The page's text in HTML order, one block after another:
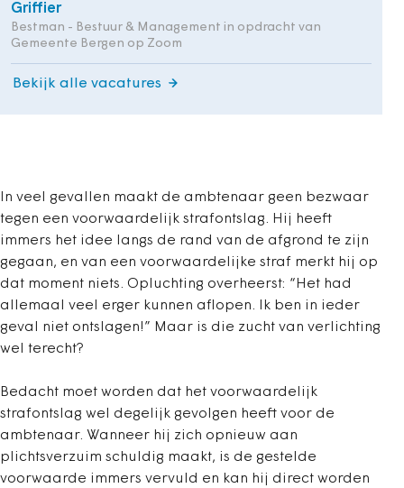
Griffier
Bestman - Bestuur & Management in opdracht van
Gemeente Bergen op Zoom
Bekijk alle vacatures
In veel gevallen maakt de ambtenaar geen bezwaar
tegen een voorwaardelijk strafontslag. Hij heeft
immers het idee langs de rand van de afgrond te zijn
gegaan, en van een voorwaardelijke straf merkt hij op
dat moment niets. Opluchting overheerst: “Het had
allemaal veel erger kunnen aflopen. Ik ben in ieder
geval niet ontslagen!” Maar is die zucht van verlichting
wel terecht?
Bedacht moet worden dat het voorwaardelijk
strafontslag wel degelijk gevolgen heeft voor de
ambtenaar. Wanneer hij zich opnieuw aan
plichtsverzuim schuldig maakt, is de gestelde
voorwaarde immers vervuld en kan hij direct worden